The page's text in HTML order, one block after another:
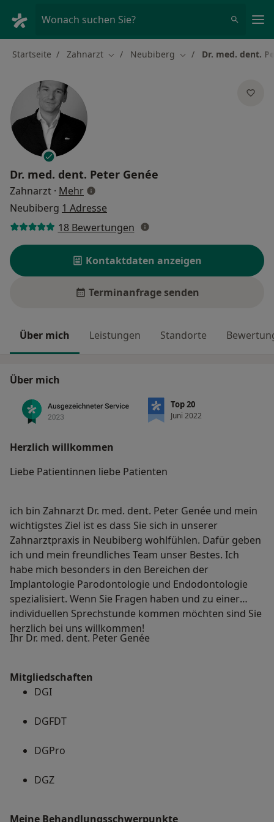
Wonach suchen Sie?
Startseite Zahnarzt Stadt ändern
Neubiberg Stadt ändern
Dr. med. dent.
Dr. med. dent. Peter Genée
Zahnarzt · Mehrüber Spezialisierungen
Neubiberg 1 Adresse
18 Bewertungen
Kontaktdaten anzeigen
Terminanfrage senden
Über mich Leistungen Standorte
Über mich
Top 20
Juni 2022
Herzlich willkommen
Liebe Patientinnen liebe Patienten
ich bin Zahnarzt Dr. med. dent. Peter Genée und mein
wichtigstes Ziel ist es dass Sie sich in unserer
Zahnarztpraxis in Neubiberg wohlfühlen. Dafür geben
ich und mein freundliches Team unser Bestes. Ich
habe mich besonders in den Bereichen der
Implantologie Parodontologie und Endodontologie
spezialisiert. Wenn Sie Fragen haben und zu einer
individuellen Sprechstunde kommen möchten sind Sie
herzlich bei uns willkommen!
Ihr Dr. med. dent. Peter Genée
Mitgliedschaften
DGI
DGFDT
DGPro
DGZ
Meine Behandlungs­schwerpunkte